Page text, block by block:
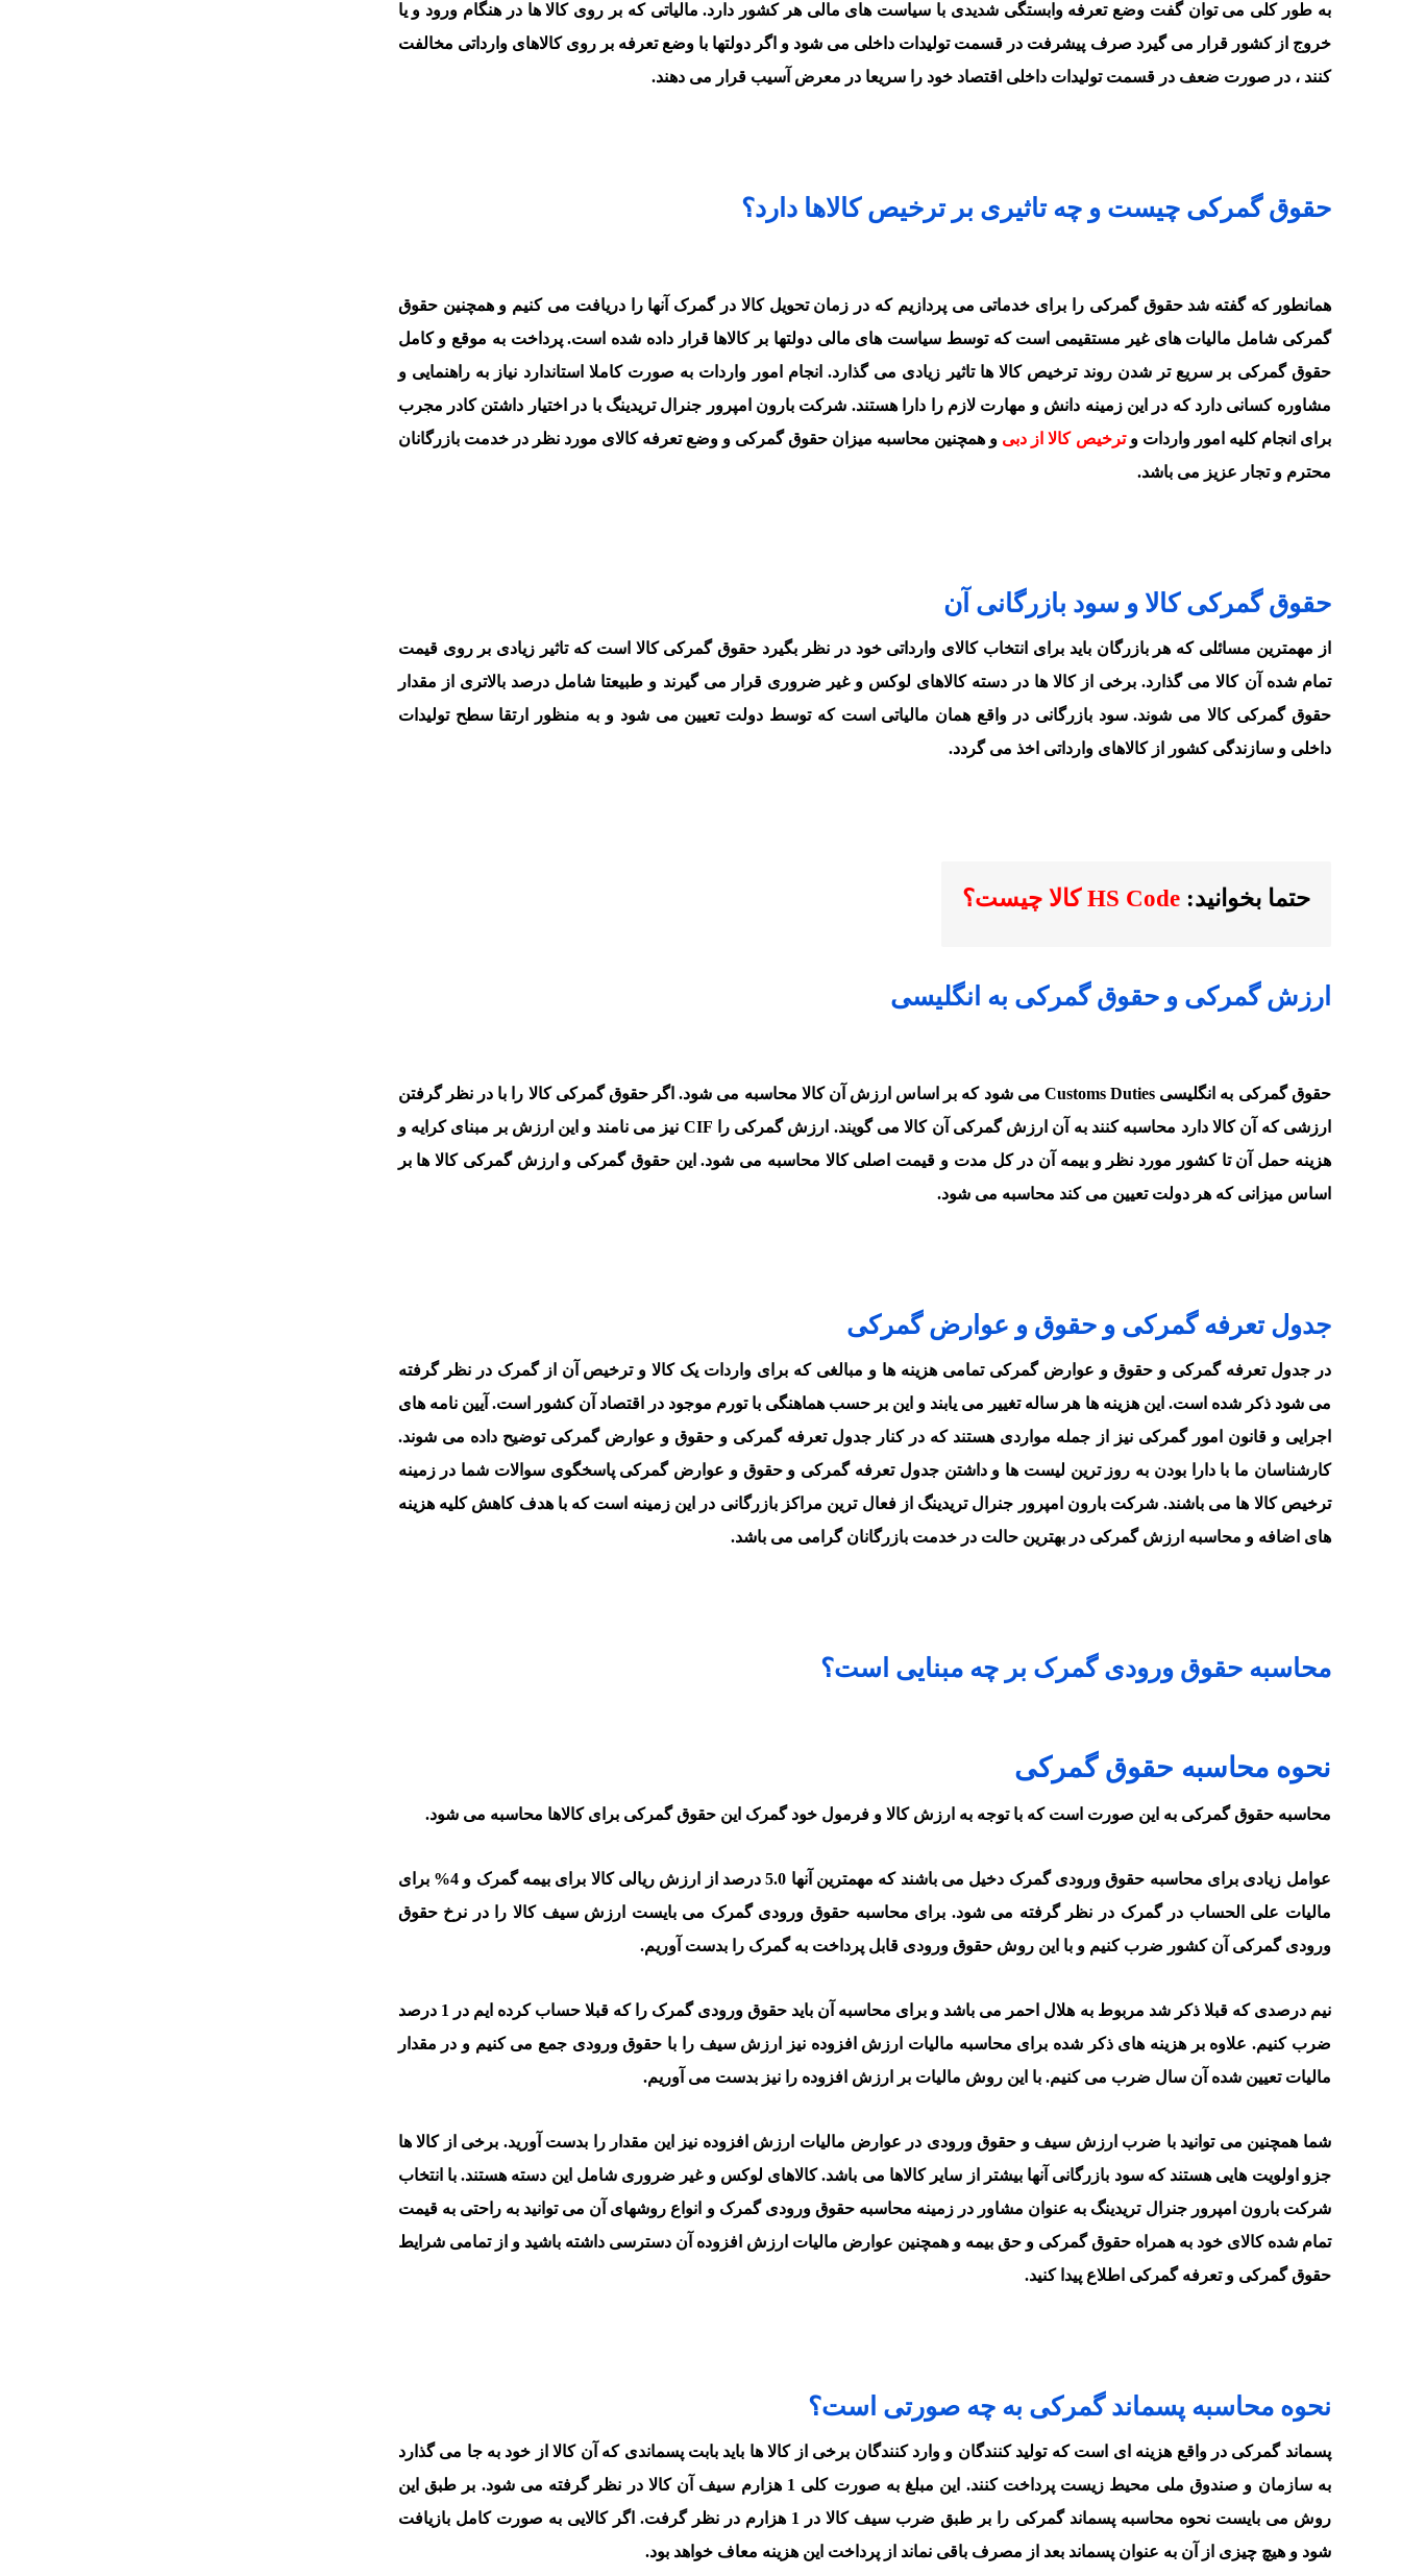
به طور کلی می توان گفت وضع تعرفه وابستگی شدیدی با سیاست های مالی هر کشور دارد. مالیاتی که بر روی کالا ها در هنگام ورود و یا
خروج از کشور قرار می گیرد صرف پیشرفت در قسمت تولیدات داخلی می شود و اگر دولتها با وضع تعرفه بر روی کالاهای وارداتی مخالفت
کنند ، در صورت ضعف در قسمت تولیدات داخلی اقتصاد خود را سریعا در معرض آسیب قرار می دهند.
حقوق گمرکی چیست و چه تاثیری بر ترخیص کالاها دارد؟
همانطور که گفته شد حقوق گمرکی را برای خدماتی می پردازیم که در زمان تحویل کالا در گمرک آنها را دریافت می کنیم و همچنین حقوق
گمرکی شامل مالیات های غیر مستقیمی است که توسط سیاست های مالی دولتها بر کالاها قرار داده شده است. پرداخت به موقع و کامل
حقوق گمرکی بر سریع تر شدن روند ترخیص کالا ها تاثیر زیادی می گذارد. انجام امور واردات به صورت کاملا استاندارد نیاز به راهنمایی و
مشاوره کسانی دارد که در این زمینه دانش و مهارت لازم را دارا هستند. شرکت بارون امپرور جنرال تریدینگ با در اختیار داشتن کادر مجرب
برای انجام کلیه امور واردات وترخیص کالا از دبی و همچنین محاسبه میزان حقوق گمرکی و وضع تعرفه کالای مورد نظر در خدمت بازرگانان
محترم و تجار عزیز می باشد.
حقوق گمرکی کالا و سود بازرگانی آن
از مهمترین مسائلی که هر بازرگان باید برای انتخاب کالای وارداتی خود در نظر بگیرد حقوق گمرکی کالا است که تاثیر زیادی بر روی قیمت
تمام شده آن کالا می گذارد. برخی از کالا ها در دسته کالاهای لوکس و غیر ضروری قرار می گیرند و طبیعتا شامل درصد بالاتری از مقدار
حقوق گمرکی کالا می شوند. سود بازرگانی در واقع همان مالیاتی است که توسط دولت تعیین می شود و به منظور ارتقا سطح تولیدات
داخلی و سازندگی کشور از کالاهای وارداتی اخذ می گردد.
حتما بخوانید:HS Code کالا چیست؟
ارزش گمرکی وحقوق گمرکی به انگلیسی
حقوق گمرکی به انگلیسی Customs Duties می شود که بر اساس ارزش آن کالا محاسبه می شود. اگر حقوق گمرکی کالا را با در نظر گرفتن
ارزشی که آن کالا دارد محاسبه کنند به آن ارزش گمرکی آن کالا می گویند. ارزش گمرکی را CIF نیز می نامند و این ارزش بر مبنای کرایه و
هزینه حمل آن تا کشور مورد نظر و بیمه آن در کل مدت و قیمت اصلی کالا محاسبه می شود. این حقوق گمرکی و ارزش گمرکی کالا ها بر
اساس میزانی که هر دولت تعیین می کند محاسبه می شود.
جدول تعرفه گمرکی و حقوق و عوارض گمرکی
در جدول تعرفه گمرکی و حقوق و عوارض گمرکی تمامی هزینه ها و مبالغی که برای واردات یک کالا و ترخیص آن از گمرک در نظر گرفته
می شود ذکر شده است. این هزینه ها هر ساله تغییر می یابند و این بر حسب هماهنگی با تورم موجود در اقتصاد آن کشور است. آیین نامه های
اجرایی و قانون امور گمرکی نیز از جمله مواردی هستند که در کنار جدول تعرفه گمرکی و حقوق و عوارض گمرکی توضیح داده می شوند.
کارشناسان ما با دارا بودن به روز ترین لیست ها و داشتن جدول تعرفه گمرکی و حقوق و عوارض گمرکی پاسخگوی سوالات شما در زمینه
ترخیص کالا ها می باشند. شرکت بارون امپرور جنرال تریدینگ از فعال ترین مراکز بازرگانی در این زمینه است که با هدف کاهش کلیه هزینه
های اضافه و محاسبه ارزش گمرکی در بهترین حالت در خدمت بازرگانان گرامی می باشد.
محاسبه حقوق ورودی گمرک بر چه مبنایی است؟
نحوه محاسبه حقوق گمرکی
محاسبه حقوق گمرکی به این صورت است که با توجه به ارزش کالا و فرمول خود گمرک این حقوق گمرکی برای کالاها محاسبه می شود.
عوامل زیادی برای محاسبه حقوق ورودی گمرک دخیل می باشند که مهمترین آنها 5.0 درصد از ارزش ریالی کالا برای بیمه گمرک و 4% برای
مالیات علی الحساب در گمرک در نظر گرفته می شود. برای محاسبه حقوق ورودی گمرک می بایست ارزش سیف کالا را در نرخ حقوق
ورودی گمرکی آن کشور ضرب کنیم و با این روش حقوق ورودی قابل پرداخت به گمرک را بدست آوریم.
نیم درصدی که قبلا ذکر شد مربوط به هلال احمر می باشد و برای محاسبه آن باید حقوق ورودی گمرک را که قبلا حساب کرده ایم در 1 درصد
ضرب کنیم. علاوه بر هزینه های ذکر شده برای محاسبه مالیات ارزش افزوده نیز ارزش سیف را با حقوق ورودی جمع می کنیم و در مقدار
مالیات تعیین شده آن سال ضرب می کنیم. با این روش مالیات بر ارزش افزوده را نیز بدست می آوریم.
شما همچنین می توانید با ضرب ارزش سیف و حقوق ورودی در عوارض مالیات ارزش افزوده نیز این مقدار را بدست آورید. برخی از کالا ها
جزو اولویت هایی هستند که سود بازرگانی آنها بیشتر از سایر کالاها می باشد. کالاهای لوکس و غیر ضروری شامل این دسته هستند. با انتخاب
شرکت بارون امپرور جنرال تریدینگ به عنوان مشاور در زمینه محاسبه حقوق ورودی گمرک و انواع روشهای آن می توانید به راحتی به قیمت
تمام شده کالای خود به همراه حقوق گمرکی و حق بیمه و همچنین عوارض مالیات ارزش افزوده آن دسترسی داشته باشید و از تمامی شرایط
حقوق گمرکی و تعرفه گمرکی اطلاع پیدا کنید.
نحوه محاسبه پسماند گمرکی به چه صورتی است؟
پسماند گمرکی در واقع هزینه ای است که تولید کنندگان و وارد کنندگان برخی از کالا ها باید بابت پسماندی که آن کالا از خود به جا می گذارد
به سازمان و صندوق ملی محیط زیست پرداخت کنند. این مبلغ به صورت کلی 1 هزارم سیف آن کالا در نظر گرفته می شود. بر طبق این
روش می بایست نحوه محاسبه پسماند گمرکی را بر طبق ضرب سیف کالا در 1 هزارم در نظر گرفت. اگر کالایی به صورت کامل بازیافت
شود و هیچ چیزی از آن به عنوان پسماند بعد از مصرف باقی نماند از پرداخت این هزینه معاف خواهد بود.